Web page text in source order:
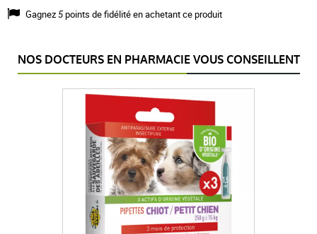
Gagnez5points de fidélité en achetant ce produit
NOS DOCTEURS EN PHARMACIE VOUS CONSEILLENT